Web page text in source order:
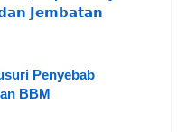
𝗝𝗲𝗺𝗯𝗮𝘁𝗮𝗻
Penyebab
BBM